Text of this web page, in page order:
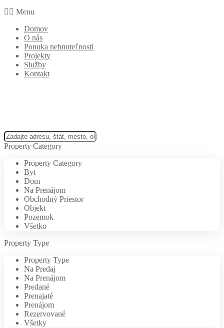
Menu
Domov
O nás
Ponuka nehnuteľnosti
Projekty
Služby
Kontakt
Property Category
Property Category
Byt
Dom
Na Prenájom
Obchodný Priestor
Objekt
Pozemok
Všetko
Property Type
Property Type
Na Predaj
Na Prenájom
Predané
Prenajaté
Prenájom
Rezervované
Všetky